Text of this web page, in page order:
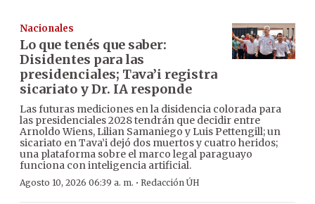
Nacionales
Lo que tenés que saber:
Disidentes para las
presidenciales; Tava’i registra
sicariato y Dr. IA responde
Las futuras mediciones en la disidencia colorada para
las presidenciales 2028 tendrán que decidir entre
Arnoldo Wiens, Lilian Samaniego y Luis Pettengill; un
sicariato en Tava’i dejó dos muertos y cuatro heridos;
una plataforma sobre el marco legal paraguayo
funciona con inteligencia artificial.
Agosto 10, 2026 06:39 a. m. · Redacción ÚH